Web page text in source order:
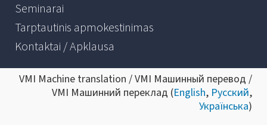
Seminarai
Tarptautinis apmokestinimas
Kontaktai / Apklausa
VMI Machine translation / VMI Машинный перевод /
VMI Машинний переклад (English, Русский,
Українська)